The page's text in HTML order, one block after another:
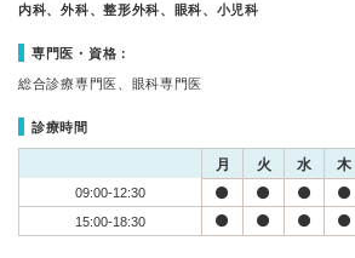
内科、外科、整形外科、眼科、小児科
専門医・資格：
総合診療専門医、眼科専門医
診療時間
月 火 水 木
09:00-12:30
15:00-18:30